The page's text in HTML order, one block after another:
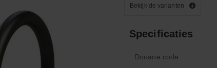
Bekijk de varianten
Specificaties
Douane code